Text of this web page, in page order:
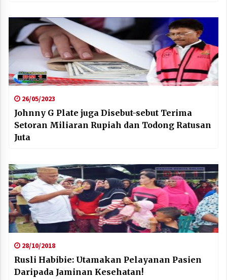
26/05/2023
Johnny G Plate juga Disebut-sebut Terima
Setoran Miliaran Rupiah dan Todong Ratusan
Juta
28/10/2018
Rusli Habibie: Utamakan Pelayanan Pasien
Daripada Jaminan Kesehatan!